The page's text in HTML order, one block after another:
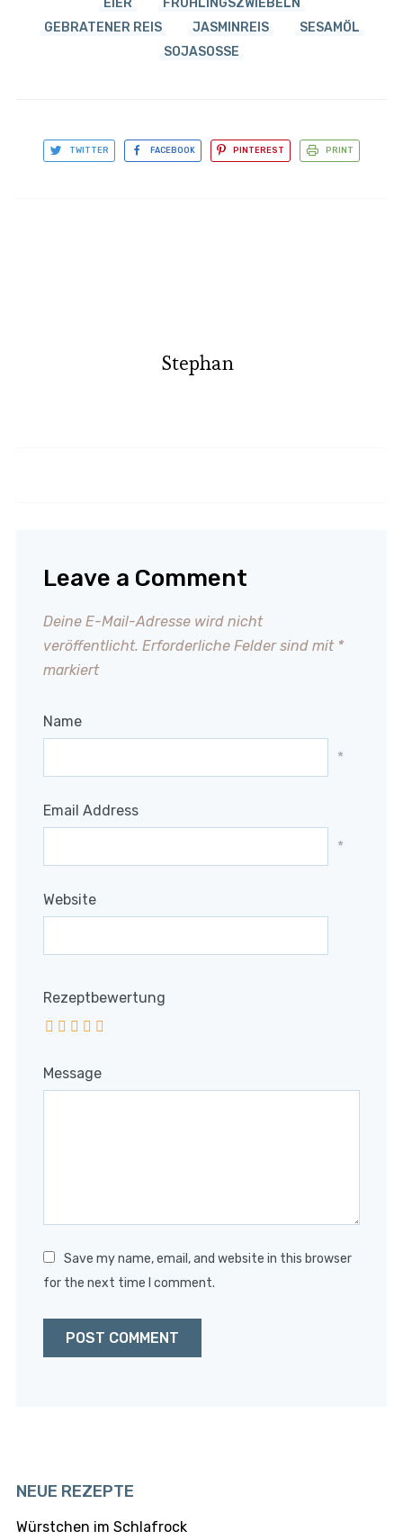
GEBRATENER REIS
JASMINREIS
SESAMÖL
SOJASOSSE
TWITTER FACEBOOK PINTEREST PRINT
Stephan
Leave a Comment
Deine E-Mail-Adresse wird nicht
veröffentlicht. Erforderliche Felder sind mit *
markiert
Name
*
Email Address
*
Website
Rezeptbewertung
Message
Save my name, email, and website in this browser
for the next time I comment.
NEUE REZEPTE
Würstchen im Schlafrock